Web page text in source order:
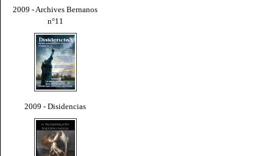
2009 - Archives Bernanos
n°11
2009 - Disidencias